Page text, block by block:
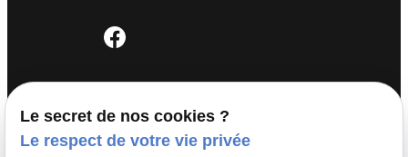
Horaires
Lundi : 14h00 -18h00
Le secret de nos cookies ?
Le respect de votre vie privée